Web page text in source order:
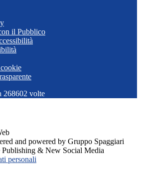
il Pubblico
268602 volte
and powered by Gruppo Spaggiari
& New Social Media
personali